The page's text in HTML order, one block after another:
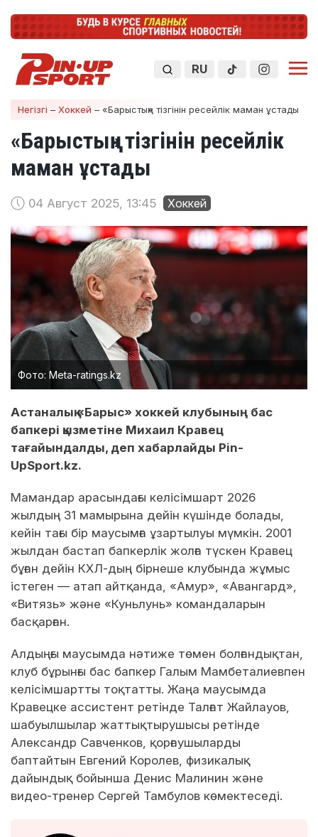
RU
Негізгі – Хоккей – «Барыстың» тізгінін ресейлік маман ұстады
«Барыстың» тізгінін ресейлік
маман ұстады
04 Август 2025, 13:45 Хоккей
Фото: Meta-ratings.kz
Астаналық «Барыс» хоккей клубының бас
бапкері қызметіне Михаил Кравец
тағайындалды, деп хабарлайды Pin-
UpSport.kz.
Мамандар арасындағы келісімшарт 2026
жылдың 31 мамырына дейін күшінде болады,
кейін тағы бір маусымға ұзартылуы мүмкін. 2001
жылдан бастап бапкерлік жолға түскен Кравец
бұған дейін КХЛ-дың бірнеше клубында жұмыс
істеген — атап айтқанда, «Амур», «Авангард»,
«Витязь» және «Куньлунь» командаларын
басқарған.
Алдыңғы маусымда нәтиже төмен болғандықтан,
клуб бұрынғы бас бапкер Галым Мамбеталиевпен
келісімшартты тоқтатты. Жаңа маусымда
Кравецке ассистент ретінде Талғат Жайлауов,
шабуылшылар жаттықтырушысы ретінде
Александр Савченков, қорғаушыларды
баптайтын Евгений Королев, физикалық
дайындық бойынша Денис Малинин және
видео-тренер Сергей Тамбулов көмектеседі.